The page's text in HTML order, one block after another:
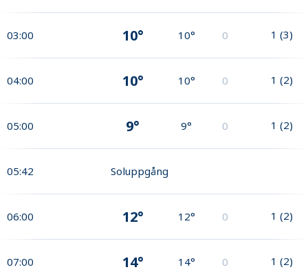
03:00 10° 10° 0 1 (3)
04:00 10° 10° 0 1 (2)
05:00 9° 9° 0 1 (2)
05:42 Soluppgång
06:00 12° 12° 0 1 (2)
07:00 14° 14° 0 1 (2)